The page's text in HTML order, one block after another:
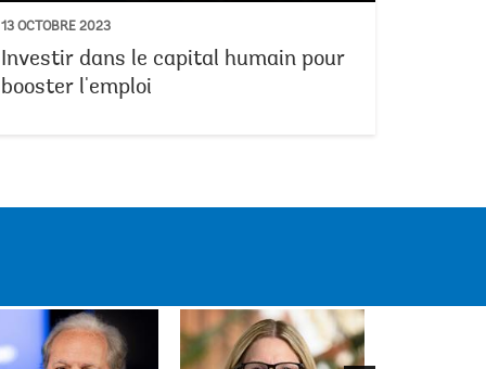
13 OCTOBRE 2023
Investir dans le capital humain pour
booster l'emploi
Leila Benali Axel van